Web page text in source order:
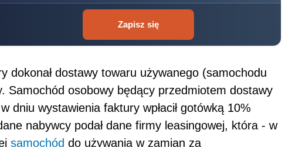
Zapisz się
dokonał dostawy towaru używanego (samochodu
Samochód osobowy będący przedmiotem dostawy
dniu wystawienia faktury wpłacił gotówką 10%
nabywcy podał dane firmy leasingowej, która - w
samochód do używania w zamian za